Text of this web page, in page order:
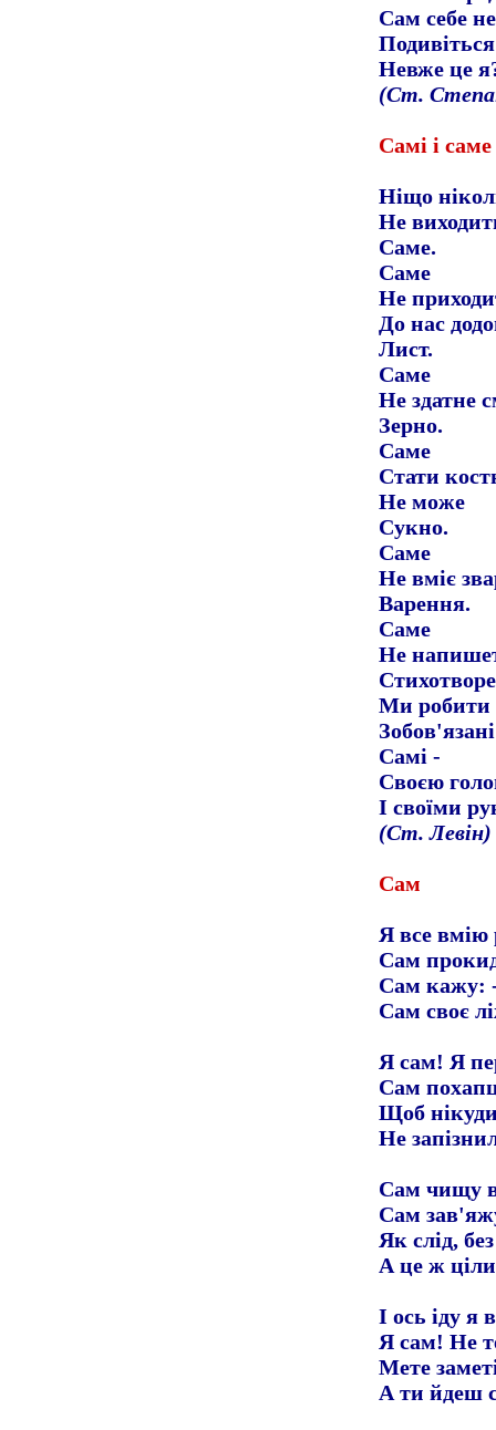
Сам себе
Невже це
(Ст.
Самі і саме
Ніщо
Не
Саме.
Саме
Не
До нас
Лист.
Саме
Не здатне
Зерно.
Саме
Стати
Не може
Сукно.
Саме
Не вміє
Варення.
Саме
Не
Ми робити
Зобов'язані
Самі -
Своєю
І своїми
(Ст. Левін)
Сам
Я все вмію
Сам
Сам кажу:
Сам своє
Я сам! Я
Сам
Щоб
Не
Сам чищу
Сам
Як слід,
А це ж
І ось іду я
Я сам! Не
Мете
А ти йдеш